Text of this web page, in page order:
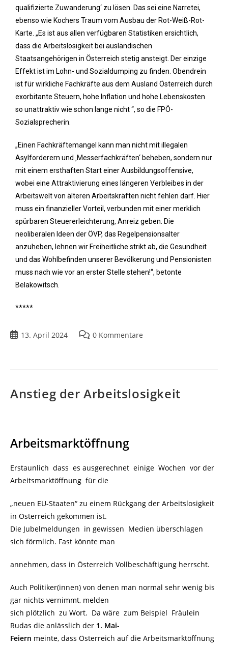
qualifizierte Zuwanderung‘ zu lösen. Das sei eine Narretei,
ebenso wie Kochers Traum vom Ausbau der Rot-Weiß-Rot-
Karte. „Es ist aus allen verfügbaren Statistiken ersichtlich,
dass die Arbeitslosigkeit bei ausländischen
Staatsangehörigen in Österreich stetig ansteigt. Der einzige
Effekt ist im Lohn- und Sozialdumping zu finden. Obendrein
ist für wirkliche Fachkräfte aus dem Ausland Österreich durch
exorbitante Steuern, hohe Inflation und hohe Lebenskosten
so unattraktiv wie schon lange nicht “, so die FPÖ-
Sozialsprecherin.
„Einen Fachkräftemangel kann man nicht mit illegalen
Asylforderern und ‚Messerfachkräften‘ beheben, sondern nur
mit einem ersthaften Start einer Ausbildungsoffensive,
wobei eine Attraktivierung eines längeren Verbleibes in der
Arbeitswelt von älteren Arbeitskräften nicht fehlen darf. Hier
muss ein finanzieller Vorteil, verbunden mit einer merklich
spürbaren Steuererleichterung, Anreiz geben. Die
neoliberalen Ideen der ÖVP, das Regelpensionsalter
anzuheben, lehnen wir Freiheitliche strikt ab, die Gesundheit
und das Wohlbefinden unserer Bevölkerung und Pensionisten
muss nach wie vor an erster Stelle stehen!“, betonte
Belakowitsch.
*****
13. April 2024 0 Kommentare
Anstieg der Arbeitslosigkeit
Arbeitsmarktöffnung
Erstaunlich dass es ausgerechnet einige Wochen vor der
Arbeitsmarktöffnung für die
„neuen EU-Staaten“ zu einem Rückgang der Arbeitslosigkeit
in Österreich gekommen ist.
Die Jubelmeldungen in gewissen Medien überschlagen
sich förmlich. Fast könnte man
annehmen, dass in Österreich Vollbeschäftigung herrscht.
Auch Politiker(innen) von denen man normal sehr wenig bis
gar nichts vernimmt, melden
sich plötzlich zu Wort. Da wäre zum Beispiel Fräulein
Rudas die anlässlich der 1. Mai-
Feiern meinte, dass Österreich auf die Arbeitsmarktöffnung